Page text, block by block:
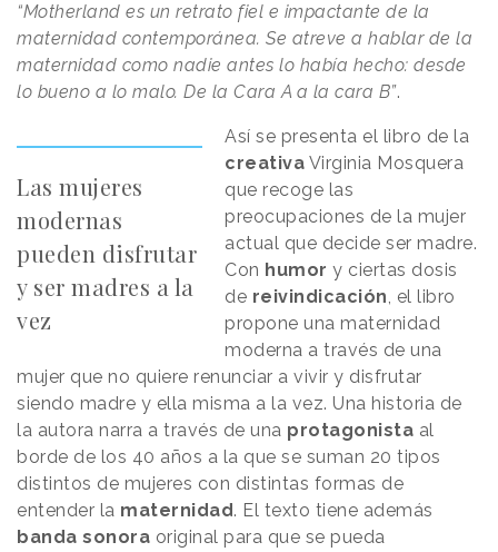
“Motherland es un retrato fiel e impactante de la
maternidad contemporánea. Se atreve a hablar de la
maternidad como nadie antes lo había hecho: desde
lo bueno a lo malo. De la Cara A a la cara B”.
Las mujeres
modernas
pueden disfrutar
y ser madres a la
vez
Así se presenta el libro de la
creativa Virginia Mosquera
que recoge las
preocupaciones de la mujer
actual que decide ser madre.
Con humor y ciertas dosis
de reivindicación, el libro
propone una maternidad
moderna a través de una
mujer que no quiere renunciar a vivir y disfrutar
siendo madre y ella misma a la vez. Una historia de
la autora narra a través de una protagonista al
borde de los 40 años a la que se suman 20 tipos
distintos de mujeres con distintas formas de
entender la maternidad. El texto tiene además
banda sonora original para que se pueda